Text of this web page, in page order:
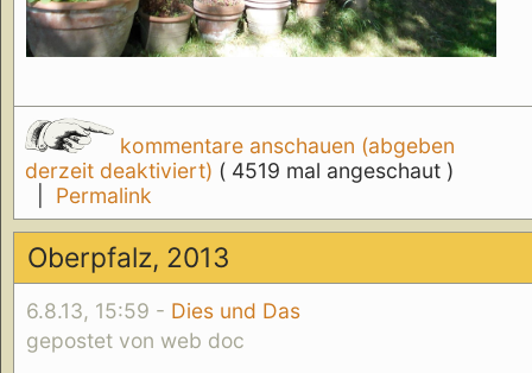
kommentare anschauen (abgeben
derzeit deaktiviert) ( 4519 mal angeschaut )
Permalink
Oberpfalz, 2013
6.8.13, 15:59 - Dies und Das
gepostet von web doc